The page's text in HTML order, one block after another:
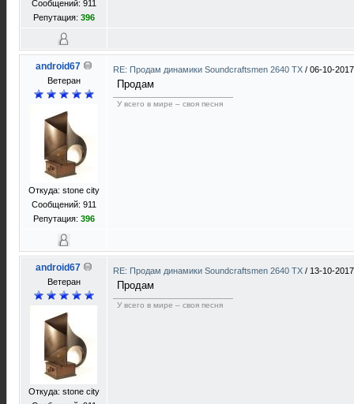
Сообщений: 911
Репутация: 396
android67
Ветеран
Откуда: stone city
Сообщений: 911
Репутация: 396
RE: Продам динамики Soundcraftsmen 2640 TX / 06-10-
Продам
У всего в мире – своя песня
android67
Ветеран
Откуда: stone city
RE: Продам динамики Soundcraftsmen 2640 TX / 13-10-
Продам
У всего в мире – своя песня